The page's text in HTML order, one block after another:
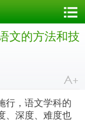
文的方法和技
，语文学科的
、深度、难度也